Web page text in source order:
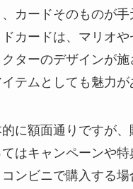
カードそのものが
カードは、マリオや
ターのデザインが施
テムとしても魅力が
に額面通りですが、
はキャンペーンや特
ンビニで購入する